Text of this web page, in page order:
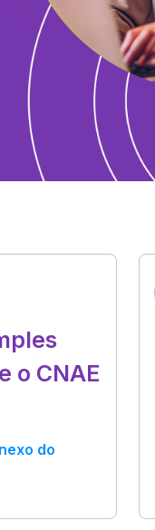
o CNAE
do